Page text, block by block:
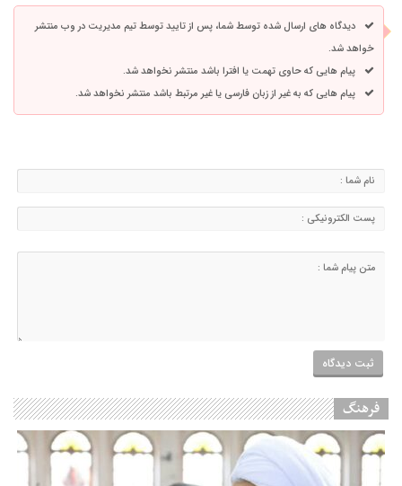
دیدگاه های ارسال شده توسط شما، پس از تایید توسط تیم مدیریت در وب منتشر
خواهد شد.
پیام هایی که حاوی تهمت یا افترا باشد منتشر نخواهد شد.
پیام هایی که به غیر از زبان فارسی یا غیر مرتبط باشد منتشر نخواهد شد.
فرهنگ